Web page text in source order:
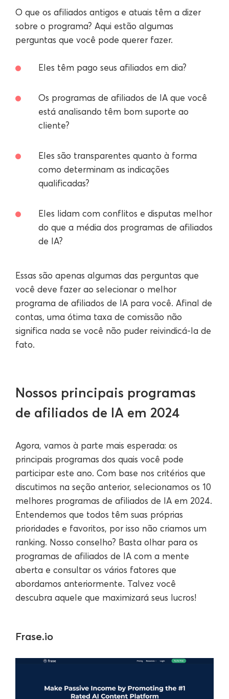
O que os afiliados antigos e atuais têm a dizer
sobre o programa? Aqui estão algumas
perguntas que você pode querer fazer.
Eles têm pago seus afiliados em dia?
Os programas de afiliados de IA que você
está analisando têm bom suporte ao
cliente?
Eles são transparentes quanto à forma
como determinam as indicações
qualificadas?
Eles lidam com conflitos e disputas melhor
do que a média dos programas de afiliados
de IA?
Essas são apenas algumas das perguntas que
você deve fazer ao selecionar o melhor
programa de afiliados de IA para você. Afinal de
contas, uma ótima taxa de comissão não
significa nada se você não puder reivindicá-la de
fato.
Nossos principais programas
de afiliados de IA em 2024
Agora, vamos à parte mais esperada: os
principais programas dos quais você pode
participar este ano. Com base nos critérios que
discutimos na seção anterior, selecionamos os 10
melhores programas de afiliados de IA em 2024.
Entendemos que todos têm suas próprias
prioridades e favoritos, por isso não criamos um
ranking. Nosso conselho? Basta olhar para os
programas de afiliados de IA com a mente
aberta e consultar os vários fatores que
abordamos anteriormente. Talvez você
descubra aquele que maximizará seus lucros!
Frase.io